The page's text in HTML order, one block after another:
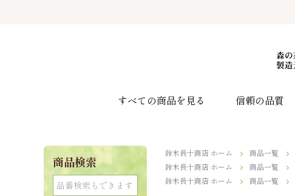
すべての商品を見る 信頼の品質
鈴木長十商店 ホーム 商品一覧
鈴木長十商店 ホーム
商品一覧
鈴木長十商店 ホーム
商品一覧
商品検索